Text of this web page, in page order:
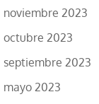
noviembre 2023
octubre 2023
septiembre 2023
mayo 2023